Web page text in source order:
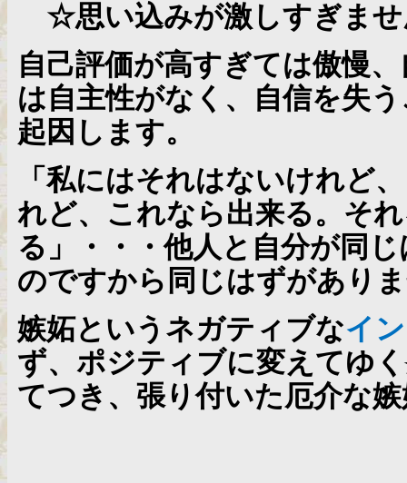
☆思い込みが激しすぎませ
自己評価が高すぎては傲慢
は自主性がなく、自信を失
起因します。
「私にはそれはないけれど
れど、これなら出来る。そ
る」・・・他人と自分が同
のですから同じはずがあり
嫉妬というネガティブなイ
ず、ポジティブに変えてゆ
てつき、張り付いた厄介な